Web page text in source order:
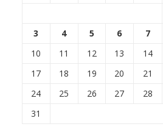
3
4 5 6 7
10
11 12 13 14
17
18 19 20 21
24
25 26 27 28
31